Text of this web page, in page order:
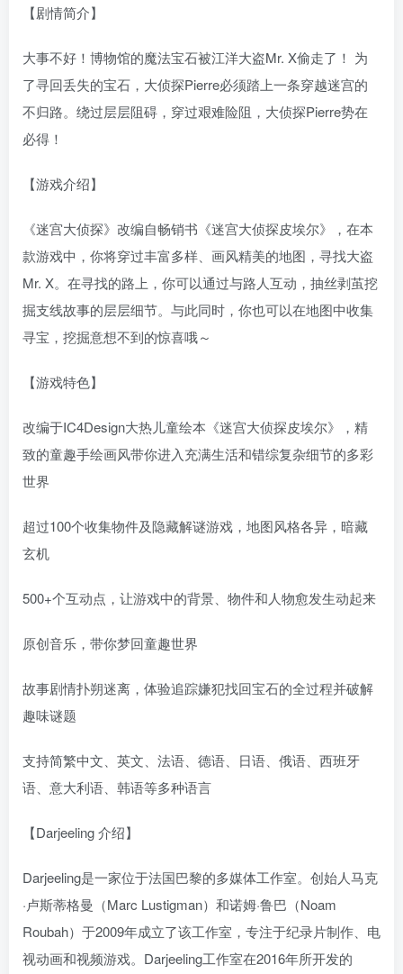
【剧情简介】
大事不好！博物馆的魔法宝石被江洋大盗Mr. X偷走了！ 为
了寻回丢失的宝石，大侦探Pierre必须踏上一条穿越迷宫的
不归路。绕过层层阻碍，穿过艰难险阻，大侦探Pierre势在
必得！
【游戏介绍】
《迷宫大侦探》改编自畅销书《迷宫大侦探皮埃尔》，在本
款游戏中，你将穿过丰富多样、画风精美的地图，寻找大盗
Mr. X。在寻找的路上，你可以通过与路人互动，抽丝剥茧挖
掘支线故事的层层细节。与此同时，你也可以在地图中收集
寻宝，挖掘意想不到的惊喜哦～
【游戏特色】
改编于IC4Design大热儿童绘本《迷宫大侦探皮埃尔》，精
致的童趣手绘画风带你进入充满生活和错综复杂细节的多彩
世界
超过100个收集物件及隐藏解谜游戏，地图风格各异，暗藏
玄机
500+个互动点，让游戏中的背景、物件和人物愈发生动起来
原创音乐，带你梦回童趣世界
故事剧情扑朔迷离，体验追踪嫌犯找回宝石的全过程并破解
趣味谜题
支持简繁中文、英文、法语、德语、日语、俄语、西班牙
语、意大利语、韩语等多种语言
【Darjeeling 介绍】
Darjeeling是一家位于法国巴黎的多媒体工作室。创始人马克
·卢斯蒂格曼（Marc Lustigman）和诺姆·鲁巴（Noam
Roubah）于2009年成立了该工作室，专注于纪录片制作、电
视动画和视频游戏。Darjeeling工作室在2016年所开发的